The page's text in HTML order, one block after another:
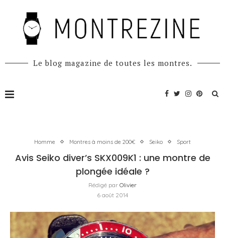
Le blog magazine de toutes les montres.
Homme Montres à moins de 200€ Seiko Sport
Avis Seiko diver’s SKX009K1 : une montre de
plongée idéale ?
Rédigé par Olivier
6 août 2014